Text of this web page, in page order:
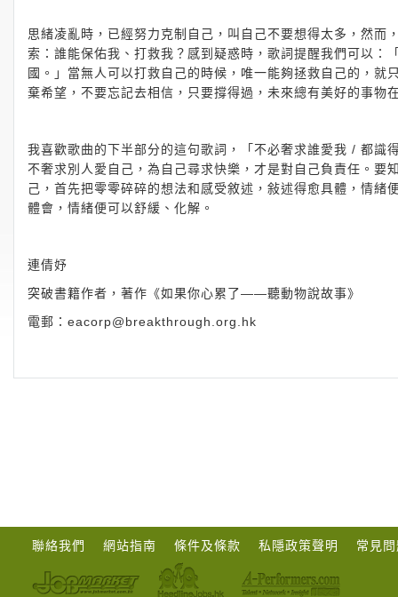
思緒凌亂時，已經努力克制自己，叫自己不要想得太多，然
索：誰能保佑我、打救我？感到疑惑時，歌詞提醒我們可以
國。」當無人可以打救自己的時候，唯一能夠拯救自己的，
棄希望，不要忘記去相信，只要撐得過，未來總有美好的事物
我喜歡歌曲的下半部分的這句歌詞，「不必奢求誰愛我 / 都識
不奢求別人愛自己，為自己尋求快樂，才是對自己負責任。
己，首先把零零碎碎的想法和感受敘述，敍述得愈具體，情
體會，情緒便可以舒緩、化解。
連倩妤
突破書籍作者，著作《如果你心累了——聽動物說故事》
電郵： eacorp@breakthrough.org.hk
聯絡我們 網站指南 條件及條款 私隱政策聲明 常見